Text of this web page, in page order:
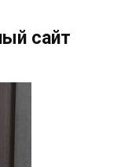
сайт